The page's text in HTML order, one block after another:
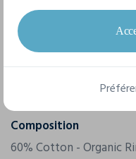
Référence
STTW264
Composition
60% Cotton - Organic